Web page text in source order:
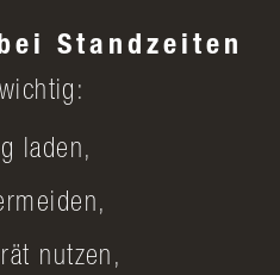
Standzeiten
laden,
nutzen,